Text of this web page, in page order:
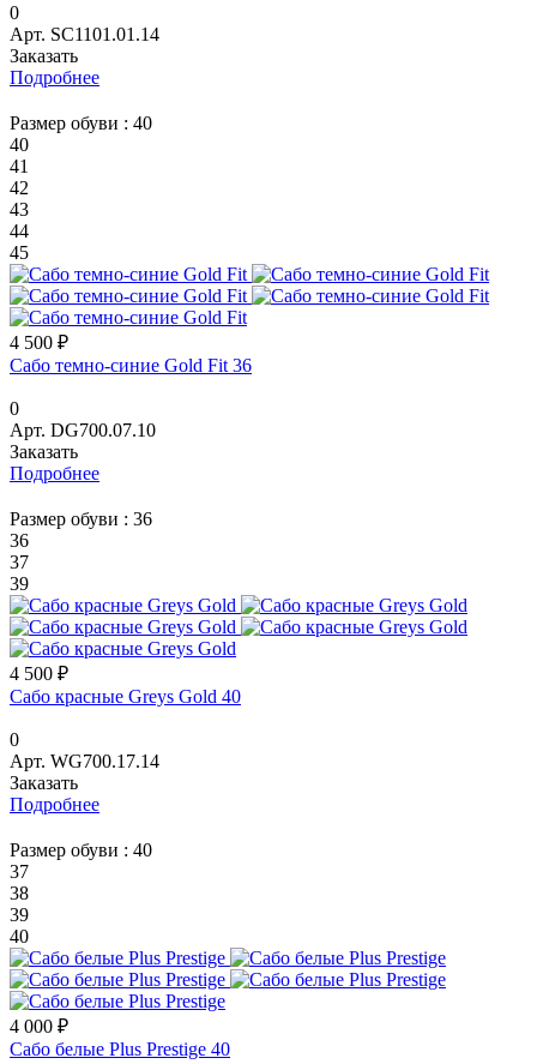
0
Арт. SC1101.01.14
Заказать
Подробнее
Размер обуви : 40
40
41
42
43
44
45
4 500 ₽
Сабо темно-синие Gold Fit 36
0
Арт. DG700.07.10
Заказать
Подробнее
Размер обуви : 36
36
37
39
4 500 ₽
Сабо красные Greys Gold 40
0
Арт. WG700.17.14
Заказать
Подробнее
Размер обуви : 40
37
38
39
40
4 000 ₽
Сабо белые Plus Prestige 40